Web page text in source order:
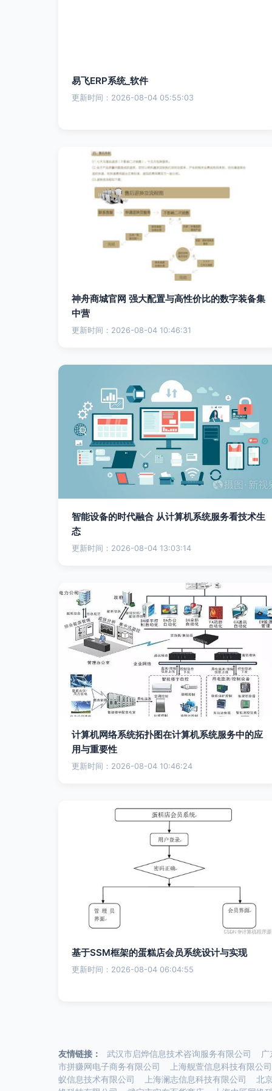
易飞ERP系统_软件
更新时间：2026-08-04 05:55:03
神舟商城官网 强大配置与高性价比的数字装备集
中营
更新时间：2026-08-04 10:46:31
智能设备的时代融合 从计算机系统服务看技术生
态
更新时间：2026-08-04 13:03:14
计算机网络系统拓扑图在计算机系统服务中的应
用与重要性
更新时间：2026-08-04 10:46:24
基于SSM框架的蛋糕店会员系统设计与实现
更新时间：2026-08-04 06:04:55
友情链接： 武汉市启烨信息技术咨询服务有限公司
市拼赚网电子商务有限公司
上海舰萱信息科技有限公司
蚁信息技术有限公司
上海澜志信息科技有限公司
北